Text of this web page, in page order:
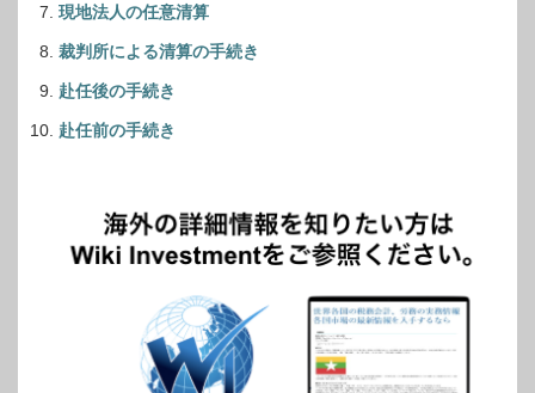
現地法人の任意清算
裁判所による清算の手続き
赴任後の手続き
赴任前の手続き